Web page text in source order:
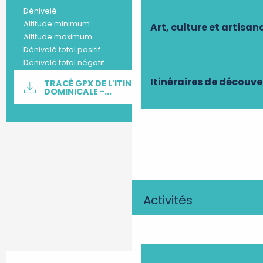
Art, culture et
Itinéraires de
Activités
Dénivelé
Altitude minimum 81 m
Altitude maximum
Dénivelé total positif
Dénivelé total négatif
Documentation
TRACÉ GPX DE L'ITINÉRAIRE : BALADE
DOMINICALE -...